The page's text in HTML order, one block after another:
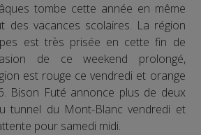
tombe cette année en même
des vacances scolaires. La région
est très prisée en cette fin de
de ce weekend prolongé,
est rouge ce vendredi et orange
Bison Futé annonce plus de deux
tunnel du Mont-Blanc vendredi et
pour samedi midi.